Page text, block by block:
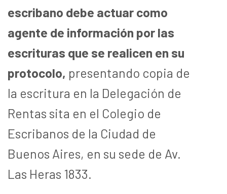
escribano debe actuar como
agente de información por las
escrituras que se realicen en su
protocolo, presentando copia de
la escritura en la Delegación de
Rentas sita en el Colegio de
Escribanos de la Ciudad de
Buenos Aires, en su sede de Av.
Las Heras 1833.